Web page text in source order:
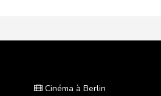
Cinéma à Berlin